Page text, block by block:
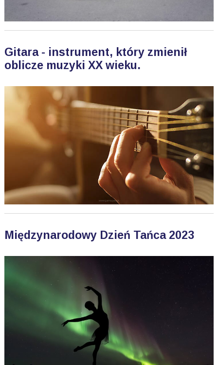
Gitara - instrument, który zmienił
oblicze muzyki XX wieku.
Międzynarodowy Dzień Tańca 2023